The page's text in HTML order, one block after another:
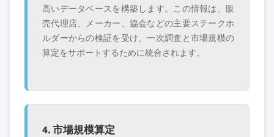
高いデータベースを構築します。この情報は、販
売代理店、メーカー、協会などの主要ステークホ
ルダーからの検証を受け、一次調査と市場規模の
算定をサポートするために統合されます。
4. 市場規模算定